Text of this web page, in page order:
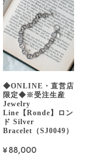
◆ONLINE・直営店
限定◆※受注生産
Jewelry
Line【Ronde】ロン
ド Silver
Bracelet（SJ0049）
¥88,000